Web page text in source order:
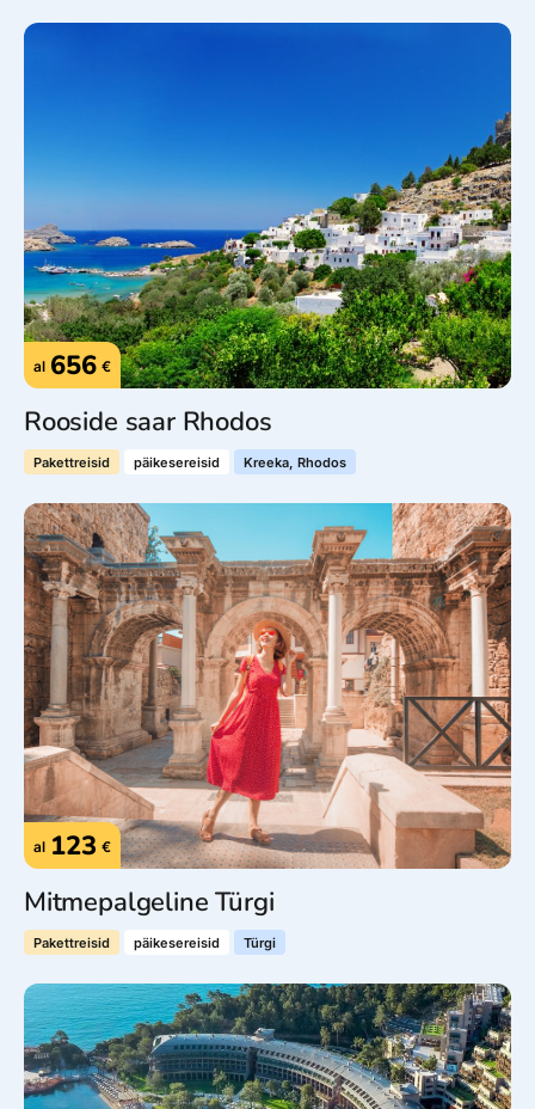
al 656 €
Rooside saar Rhodos
Pakettreisid päikesereisid Kreeka, Rhodos
al 123 €
Mitmepalgeline Türgi
Pakettreisid päikesereisid Türgi